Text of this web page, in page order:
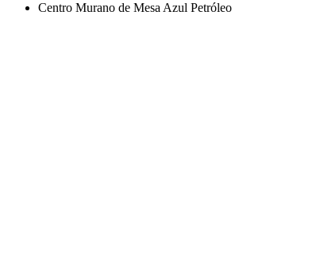
Centro Murano de Mesa Azul Petróleo